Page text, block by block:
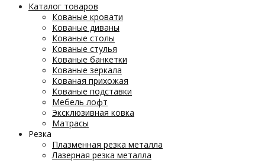
Каталог товаров
Кованые кровати
Кованые диваны
Кованые столы
Кованые стулья
Кованые банкетки
Кованые зеркала
Кованая прихожая
Кованые подставки
Мебель лофт
Эксклюзивная ковка
Матрасы
Резка
Плазменная резка металла
Лазерная резка металла